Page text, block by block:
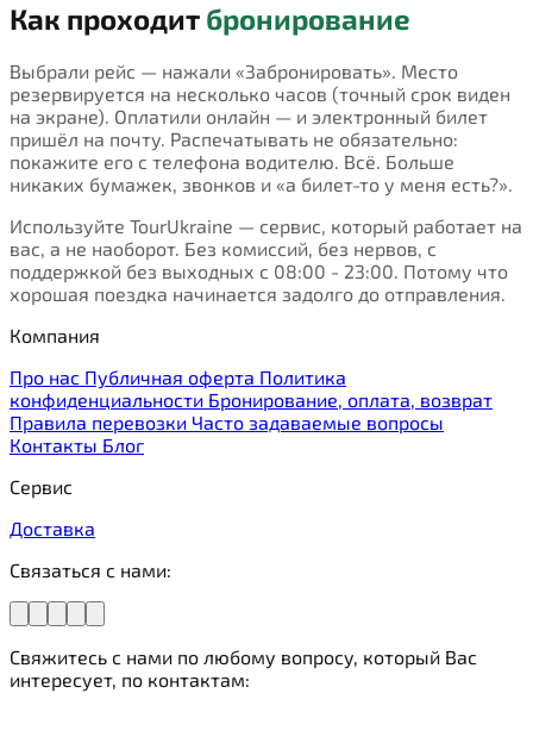
Как проходит бронирование
Выбрали рейс — нажали «Забронировать». Место
резервируется на несколько часов (точный срок виден
на экране). Оплатили онлайн — и электронный билет
пришёл на почту. Распечатывать не обязательно:
покажите его с телефона водителю. Всё. Больше
никаких бумажек, звонков и «а билет-то у меня есть?».
Используйте TourUkraine — сервис, который работает на
вас, а не наоборот. Без комиссий, без нервов, с
поддержкой без выходных с 08:00 - 23:00. Потому что
хорошая поездка начинается задолго до отправления.
Компания
Про нас Публичная оферта Политика
конфиденциальности Бронирование, оплата, возврат
Правила перевозки Часто задаваемые вопросы
Контакты Блог
Сервис
Доставка
Связаться с нами:
Свяжитесь с нами по любому вопросу, который Вас
интересует, по контактам: